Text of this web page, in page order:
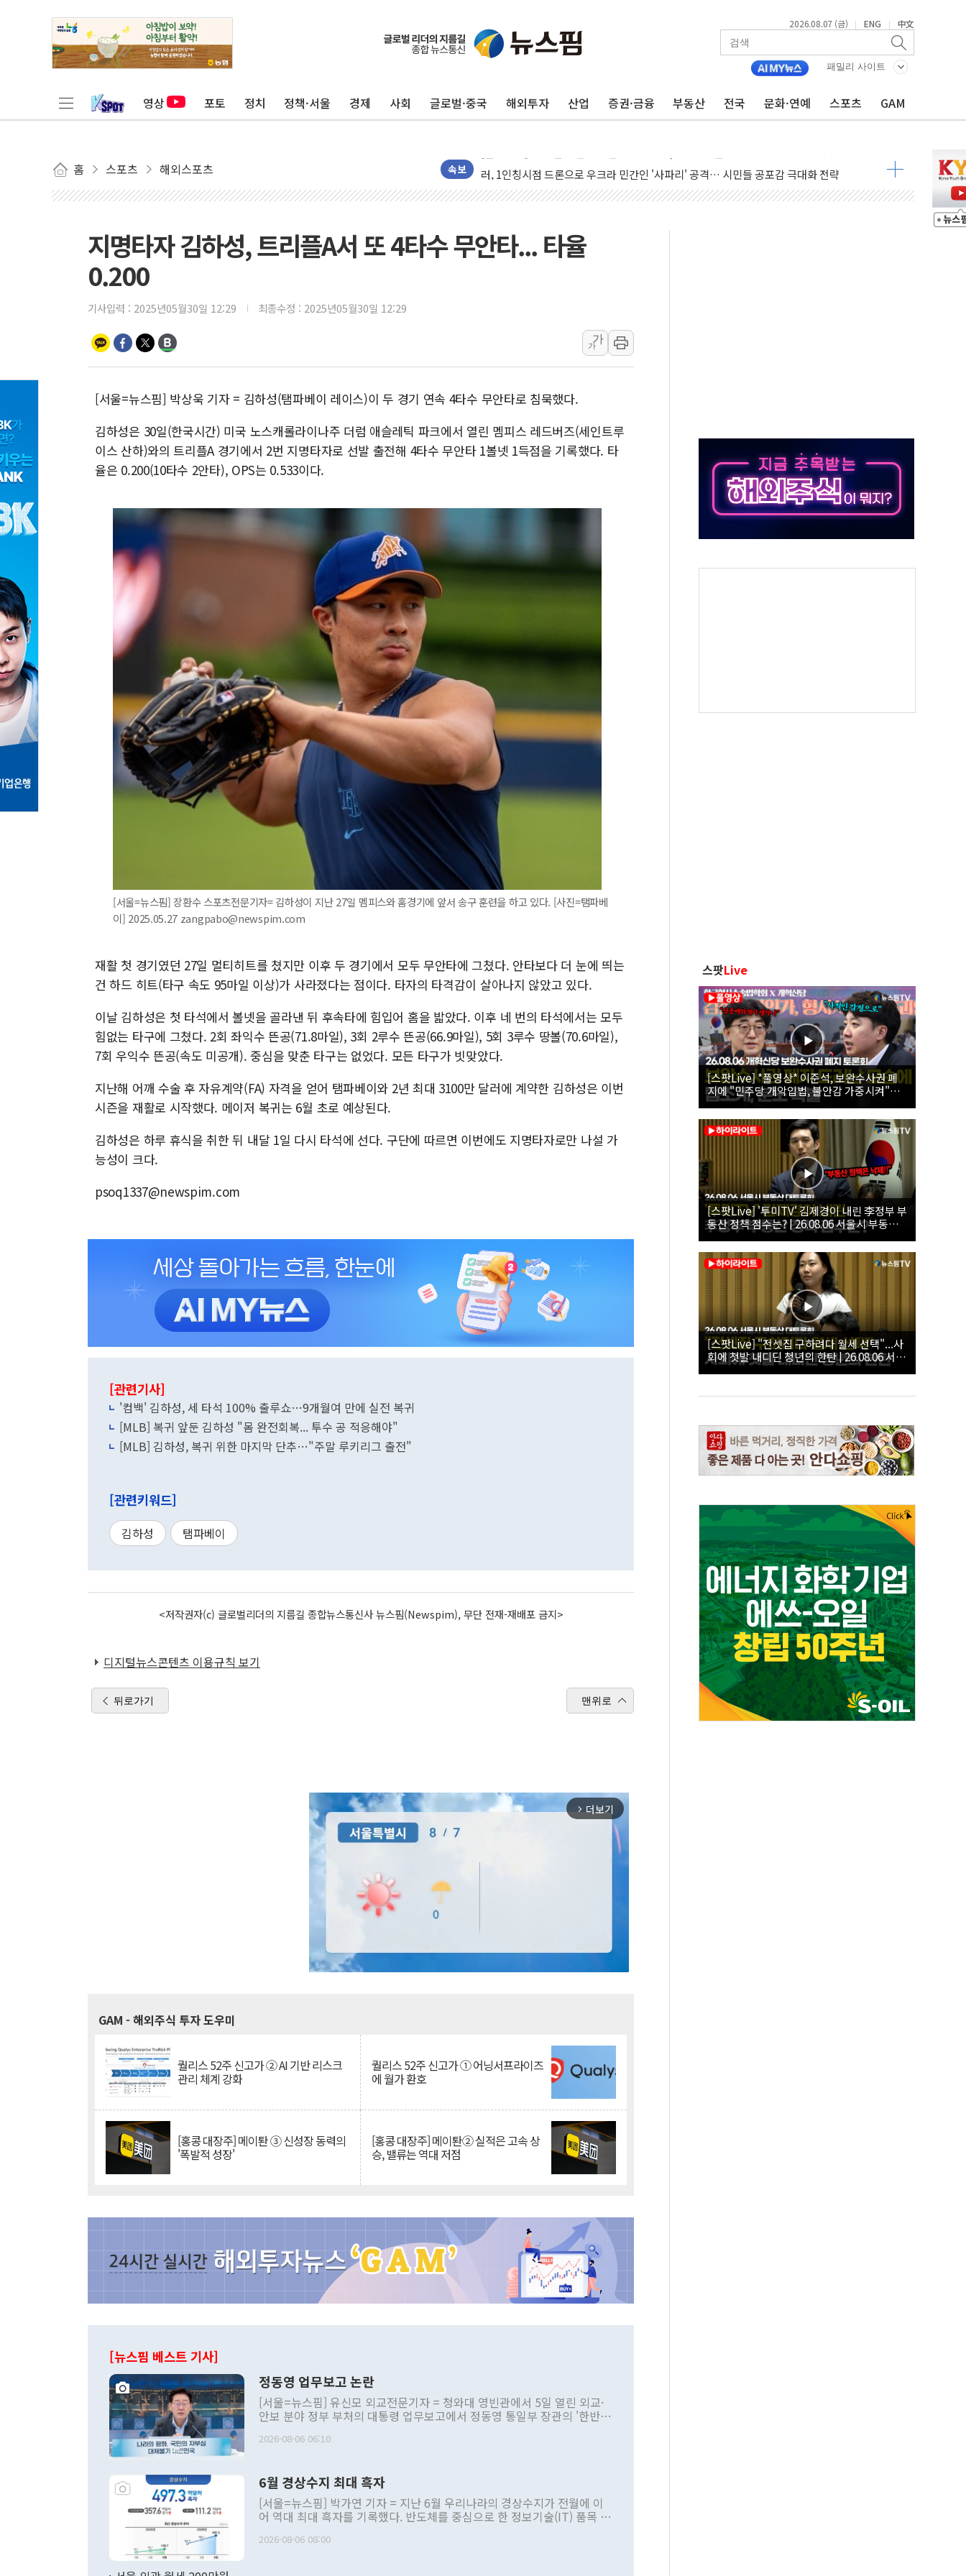
2026.08.07 (금) | ENG | 中文
패밀리 사이트
영상 포토 정치 정책·서울 경제 사회 글로벌·중국 해외투자 산업 증권·금융 부동산 전국 문화·연예 스포츠 GAM
홈 스포츠 해외스포츠 속보
구광모, 내주 실리콘밸리서 젠슨 황 재회…로봇·AI 데이터센터·모빌리티 구체화
뉴욕증시 개장 전 특징주...모더나·아이온큐·도어대시↑ VS 샌디스크·피그마·앱러빈↓
김정관 장관 "영업이익 N% 성과급 반대…상법·자본시장법 개정 논의"
청와대, 북한 단거리 탄도미사일 발사에 긴급 안보 점검회의
금값 7주 만에 최고…美 고용 둔화·호르무즈 재개방 기대에 강세
러, 1인칭시점 드론으로 우크라 민간인 '사파리' 공격… 시민들 공포감 극대화 전략
[베트남 증시] 지수 하락 속 'DGC' 임시 주총 기대감에 홀로 상한가…마진 잔액은 사상 최고
양주 섬유염색공장서 화재 1명 중상…대응 1단계 진압 중
김정관 산업부 장관 "주 52시간 손봐야, 경쟁상대 中과 비교해야"
동해해경, 독도 해상서 부유물 감긴 어선 구조
주한미군 "오산기지 누출, 백린 아닌 무해한 표면 부식 물질"
해군과 함께하는 '불금전파, 송정' 시즌2
지명타자 김하성, 트리플A서 또 4타수 무안타... 타율
0.200
기사입력 : 2025년05월30일 12:29 최종수정 : 2025년05월30일 12:29
가
가
[서울=뉴스핌] 박상욱 기자 = 김하성(탬파베이 레이스)이 두 경기 연속 4타수 무안타로 침묵했다.
김하성은 30일(한국시간) 미국 노스캐롤라이나주 더럼 애슬레틱 파크에서 열린 멤피스 레드버즈(세인트루
이스 산하)와의 트리플A 경기에서 2번 지명타자로 선발 출전해 4타수 무안타 1볼넷 1득점을 기록했다. 타
율은 0.200(10타수 2안타), OPS는 0.533이다.
[서울=뉴스핌] 장환수 스포츠전문기자= 김하성이 지난 27일 멤피스와 홈경기에 앞서 송구 훈련을 하고 있다. [사진=탬파베
이] 2025.05.27 zangpabo@newspim.com
재활 첫 경기였던 27일 멀티히트를 쳤지만 이후 두 경기에서 모두 무안타에 그쳤다. 안타보다 더 눈에 띄는
건 하드 히트(타구 속도 95마일 이상)가 사라졌다는 점이다. 타자의 타격감이 살아나지 않았고 있다.
이날 김하성은 첫 타석에서 볼넷을 골라낸 뒤 후속타에 힘입어 홈을 밟았다. 이후 네 번의 타석에서는 모두
힘없는 타구에 그쳤다. 2회 좌익수 뜬공(71.8마일), 3회 2루수 뜬공(66.9마일), 5회 3루수 땅볼(70.6마일),
7회 우익수 뜬공(속도 미공개). 중심을 맞춘 타구는 없었다. 모든 타구가 빗맞았다.
지난해 어깨 수술 후 자유계약(FA) 자격을 얻어 탬파베이와 2년 최대 3100만 달러에 계약한 김하성은 이번
시즌을 재활로 시작했다. 메이저 복귀는 6월 초로 예상된다.
김하성은 하루 휴식을 취한 뒤 내달 1일 다시 타석에 선다. 구단에 따르면 이번에도 지명타자로만 나설 가
능성이 크다.
psoq1337@newspim.com
[관련기사]
'컴백' 김하성, 세 타석 100% 출루쇼…9개월여 만에 실전 복귀
[MLB] 복귀 앞둔 김하성 "몸 완전회복... 투수 공 적응해야"
[MLB] 김하성, 복귀 위한 마지막 단추…"주말 루키리그 출전"
[관련키워드]
김하성 탬파베이
<저작권자(c) 글로벌리더의 지름길 종합뉴스통신사 뉴스핌(Newspim), 무단 전재-재배포 금지>
디지털뉴스콘텐츠 이용규칙 보기
뒤로가기 맨위로
arrow_forward_ios 더보기
GAM - 해외주식 투자 도우미
퀄리스 52주 신고가 ② AI 기반 리스크
관리 체계 강화
퀄리스 52주 신고가 ① 어닝서프라이즈
에 월가 환호
[홍콩 대장주] 메이퇀 ③ 신성장 동력의
'폭발적 성장'
[홍콩 대장주] 메이퇀② 실적은 고속 상
승, 밸류는 역대 저점
[뉴스핌 베스트 기사]
정동영 업무보고 논란
[서울=뉴스핌] 유신모 외교전문기자 = 청와대 영빈관에서 5일 열린 외교·
안보 분야 정부 부처의 대통령 업무보고에서 정동영 통일부 장관의 '한반도
발언 중에는 정부 내 조율을 거치지 않은 사안을 정책으로 추진하겠다고 공
주의적 희망에 근거한 비현실적 구상'이라는 비판을 내놨다. 그동안 정 장
관의 대북 정책 관련 발언이 물의를 빚은 적은 여러 번 있지만 대통령과 유
관 부처 장관이 공개적으로 부정적 입장을 표명한 것은 이례적이다. 정 장
관의 무리한 대북 접근법과 월권을 제어해야 한다는 목소리도 높아지고 있
다. [정동영 통일부 장관이 지난달 23일 오후 서울 종로구 정부서울청사에
2026-08-06 06:10
6월 경상수지 최대 흑자
[서울=뉴스핌] 박가연 기자 = 지난 6월 우리나라의 경상수지가 전월에 이
어 역대 최대 흑자를 기록했다. 반도체를 중심으로 한 정보기술(IT) 품목 수
료=한국은행] 한국은행이 6일 발표한 '2026년 6월 국제수지(잠정)'에 따르
2026-08-06 08:00
스팟Live
[스팟Live] *풀영상* 이준석, 보완수사권 폐
지에 "민주당 개악입법, 불안감 가중시켜"｜
26.08.06 개혁신당 보완수사권 폐지 토론회
[스팟Live] '투미TV' 김제경이 내린 李정부 부
동산 정책 점수는? | 26.08.06 서울시 부동산
대토론회
[스팟Live] "전셋집 구하려다 월세 선택"...사
회에 첫발 내디딘 청년의 한탄 | 26.08.06 서울
시 부동산 대토론회